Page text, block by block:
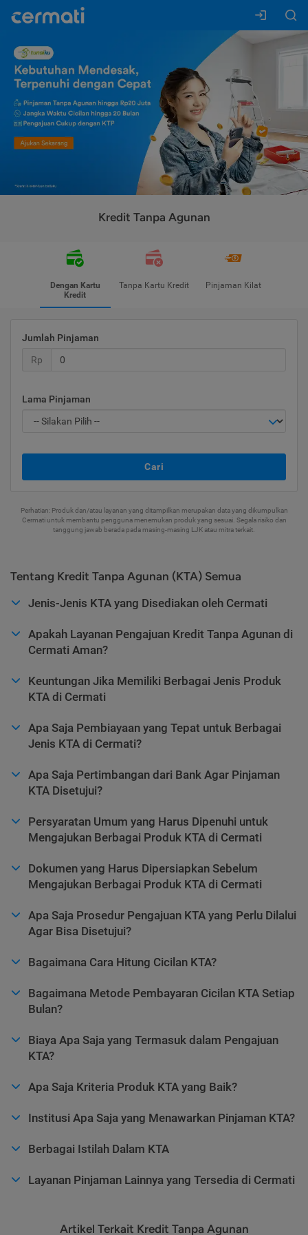
Kredit Tanpa Agunan
Dengan Kartu
Kredit
Tanpa Kartu Kredit Pinjaman Kilat
Jumlah Pinjaman
Rp
Lama Pinjaman
Cari
Perhatian: Produk dan/atau layanan yang ditampilkan merupakan data yang dikumpulkan
Cermati untuk membantu pengguna menemukan produk yang sesuai. Segala risiko dan
tanggung jawab berada pada masing-masing LJK atau mitra terkait.
Tentang Kredit Tanpa Agunan (KTA) Semua
Jenis-Jenis KTA yang Disediakan oleh Cermati
Apakah Layanan Pengajuan Kredit Tanpa Agunan di
Cermati Aman?
Keuntungan Jika Memiliki Berbagai Jenis Produk
KTA di Cermati
Apa Saja Pembiayaan yang Tepat untuk Berbagai
Jenis KTA di Cermati?
Apa Saja Pertimbangan dari Bank Agar Pinjaman
KTA Disetujui?
Persyaratan Umum yang Harus Dipenuhi untuk
Mengajukan Berbagai Produk KTA di Cermati
Dokumen yang Harus Dipersiapkan Sebelum
Mengajukan Berbagai Produk KTA di Cermati
Apa Saja Prosedur Pengajuan KTA yang Perlu Dilalui
Agar Bisa Disetujui?
Bagaimana Cara Hitung Cicilan KTA?
Bagaimana Metode Pembayaran Cicilan KTA Setiap
Bulan?
Biaya Apa Saja yang Termasuk dalam Pengajuan
KTA?
Apa Saja Kriteria Produk KTA yang Baik?
Institusi Apa Saja yang Menawarkan Pinjaman KTA?
Berbagai Istilah Dalam KTA
Layanan Pinjaman Lainnya yang Tersedia di Cermati
Artikel Terkait Kredit Tanpa Agunan